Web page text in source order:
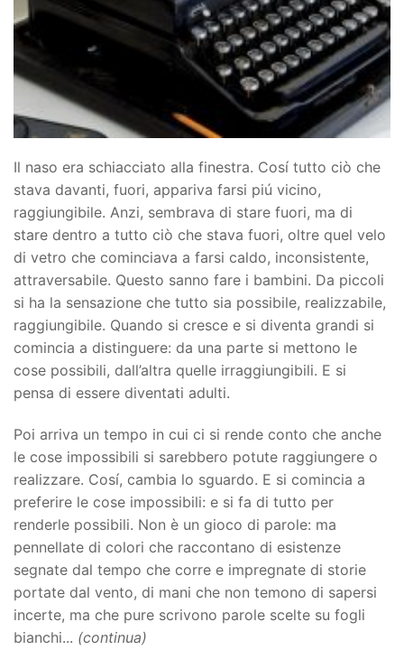
Il naso era schiacciato alla finestra. Cosí tutto ciò che
stava davanti, fuori, appariva farsi piú vicino,
raggiungibile. Anzi, sembrava di stare fuori, ma di
stare dentro a tutto ciò che stava fuori, oltre quel velo
di vetro che cominciava a farsi caldo, inconsistente,
attraversabile. Questo sanno fare i bambini. Da piccoli
si ha la sensazione che tutto sia possibile, realizzabile,
raggiungibile. Quando si cresce e si diventa grandi si
comincia a distinguere: da una parte si mettono le
cose possibili, dall’altra quelle irraggiungibili. E si
pensa di essere diventati adulti.
Poi arriva un tempo in cui ci si rende conto che anche
le cose impossibili si sarebbero potute raggiungere o
realizzare. Cosí, cambia lo sguardo. E si comincia a
preferire le cose impossibili: e si fa di tutto per
renderle possibili. Non è un gioco di parole: ma
pennellate di colori che raccontano di esistenze
segnate dal tempo che corre e impregnate di storie
portate dal vento, di mani che non temono di sapersi
incerte, ma che pure scrivono parole scelte su fogli
bianchi... (continua)